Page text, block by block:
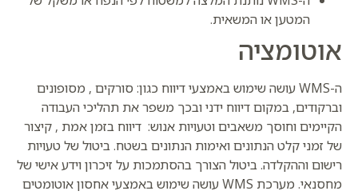
המטען או המשאית.
אוטומציה
ה-WMS עושה שימוש באמצעי דיווח כגון: סורקים , מסופונים
וברקודים, במקום דיווח ידני ובכך משפר את תהליכי העבודה
הקיימים וחוסך משאבים וטעויות אנוש: דיווח בזמן אמת , קיצור
של זמני קלט הנתונים ואימות הנתונים בשטח. ביטול של טעויות
רישום וההקלדה. ביטול הצורך בהסתמכות על זיכרון וידע אישי של
מחסנאי.
מערכת WMS עושה שימוש באמצעי אחסון אוטומטים